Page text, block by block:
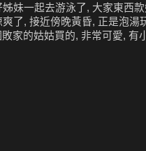
妹一起去游泳了, 大家東西
了, 接近傍晚黃昏, 正是泡
家的姑姑買的, 非常可愛,